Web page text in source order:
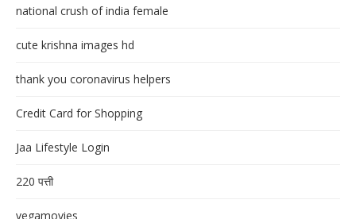
national crush of india female
cute krishna images hd
thank you coronavirus helpers
Credit Card for Shopping
Jaa Lifestyle Login
220 पत्ती
vegamovies